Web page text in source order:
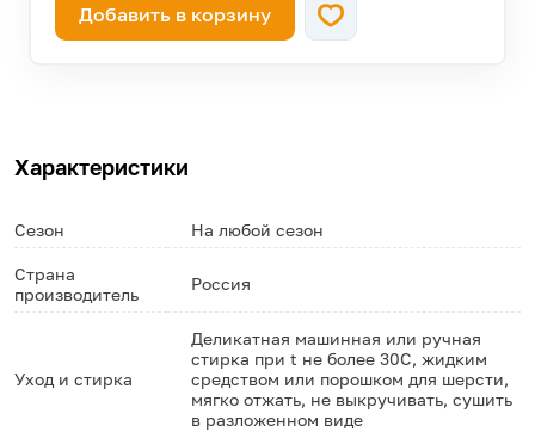
Добавить в корзину
Характеристики
Сезон На любой сезон
Страна
производитель
Россия
Уход и стирка
Деликатная машинная или ручная
стирка при t не более 30С, жидким
средством или порошком для шерсти,
мягко отжать, не выкручивать, сушить
в разложенном виде